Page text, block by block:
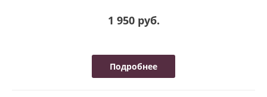
1 950 руб.
Подробнее